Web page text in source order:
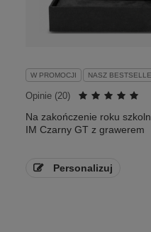
W PROMOCJI NASZ
Opinie (20)
Na zakończenie roku
IM Czarny GT z grawerem
Personalizuj